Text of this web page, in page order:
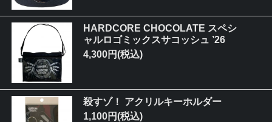
HARDCORE CHOCOLATE スペシ
ャルロゴミックスサコッシュ ’26
4,300円(税込)
殺すゾ！ アクリルキーホルダー
1,100円(税込)